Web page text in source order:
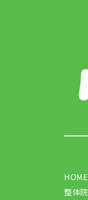
HOME
整体院